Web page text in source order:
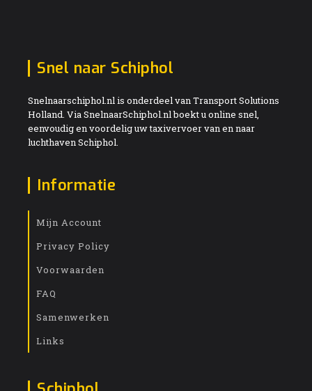
Snel naar Schiphol
Snelnaarschiphol.nl is onderdeel van Transport Solutions
Holland. Via SnelnaarSchiphol.nl boekt u online snel,
eenvoudig en voordelig uw taxivervoer van en naar
luchthaven Schiphol.
Informatie
Mijn Account
Privacy Policy
Voorwaarden
FAQ
Samenwerken
Links